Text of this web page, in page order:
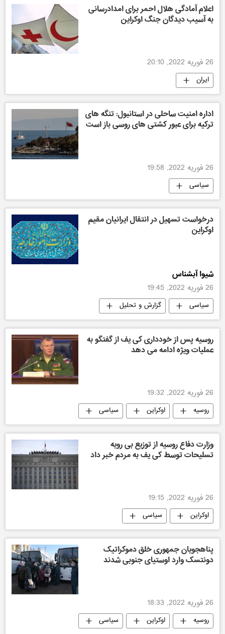
اعلام آمادگی هلال احمر برای امدادرسانی
به آسیب دیدگان جنگ اوکراین
26 فوریه 2022, 20:10
ایران
اداره امنیت ساحلی در استانبول: تنگه های
ترکیه برای عبور کشتی های روسی باز است
26 فوریه 2022, 19:58
سیاسی
درخواست تسهیل در انتقال ایرانیان مقیم
اوکراین
شیوا آبشناس
26 فوریه 2022, 19:45
سیاسی گزارش و تحلیل
روسیه پس از خودداری کی یف از گفتگو به
عملیات ویژه ادامه می دهد
26 فوریه 2022, 19:32
روسیه اوکراین سیاسی
وزارت دفاع روسیه از توزیع بی رویه
تسلیحات توسط کی یف به مردم خبر داد
26 فوریه 2022, 19:15
اوکراین سیاسی
پناهجویان جمهوری خلق دموکراتیک
دونتسک وارد اوستیای جنوبی شدند
26 فوریه 2022, 18:33
روسیه اوکراین سیاسی